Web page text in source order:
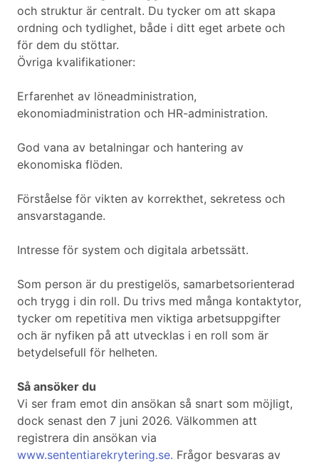
och struktur är centralt. Du tycker om att skapa
ordning och tydlighet, både i ditt eget arbete och
för dem du stöttar.
Övriga kvalifikationer:
Erfarenhet av löneadministration,
ekonomiadministration och HR-administration.
God vana av betalningar och hantering av
ekonomiska flöden.
Förståelse för vikten av korrekthet, sekretess och
ansvarstagande.
Intresse för system och digitala arbetssätt.
Som person är du prestigelös, samarbetsorienterad
och trygg i din roll. Du trivs med många kontaktytor,
tycker om repetitiva men viktiga arbetsuppgifter
och är nyfiken på att utvecklas i en roll som är
betydelsefull för helheten.
Så ansöker du
Vi ser fram emot din ansökan så snart som möjligt,
dock senast den 7 juni 2026. Välkommen att
registrera din ansökan via
www.sententiarekrytering.se. Frågor besvaras av